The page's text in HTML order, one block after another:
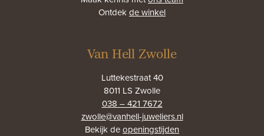
Ontdekde winkel
Van Hell Zwolle
Luttekestraat 40
8011 LS Zwolle
038 – 421 7672
zwolle@vanhell-juweliers.nl
Bekijk deopeningstijden